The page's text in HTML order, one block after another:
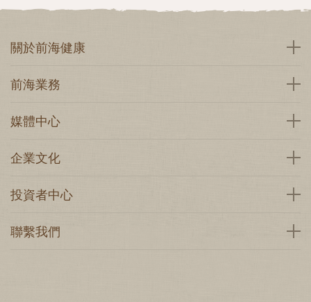
關於前海健康
前海業務
媒體中心
企業文化
投資者中心
聯繫我們